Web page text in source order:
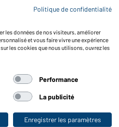
pour particuliers
to whistleblower protection act
Politique de confidentialité
les données de nos visiteurs, améliorer
et vous faire vivre une expérience
les cookies que nous utilisons, ouvrez les
Performance
La publicité
Enregistrer les paramètres